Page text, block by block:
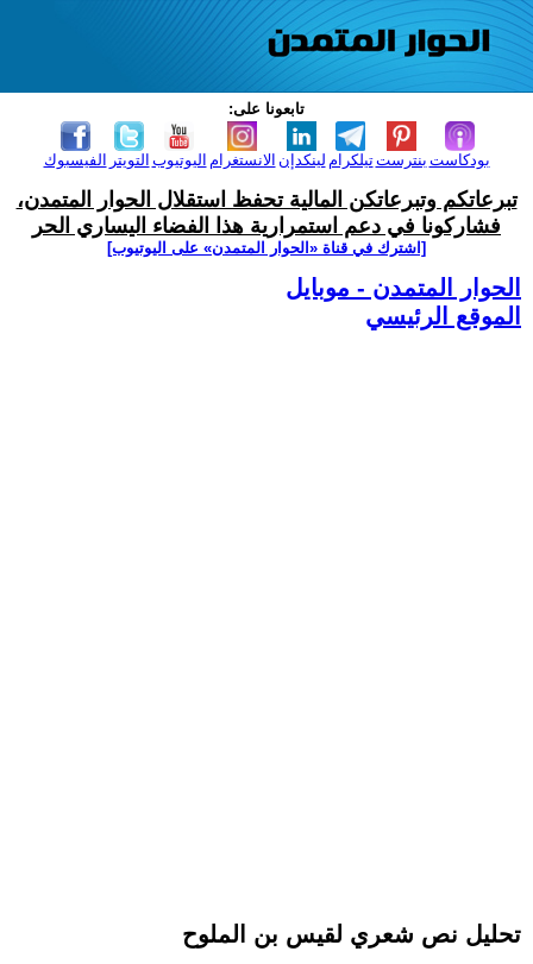
تابعونا على:
الفيسبوك التويتر اليوتيوب الانستغرام لينكدإن تيلكرامبنترست بودكاست
تبرعاتكم وتبرعاتكن المالية تحفظ استقلال الحوار المتمدن،
فشاركونا في دعم استمرارية هذا الفضاء اليساري الحر
[اشترك في قناة ‫«الحوار المتمدن» على اليوتيوب]
الحوار المتمدن - موبايل
الموقع الرئيسي
تحليل نص شعري لقيس بن الملوح